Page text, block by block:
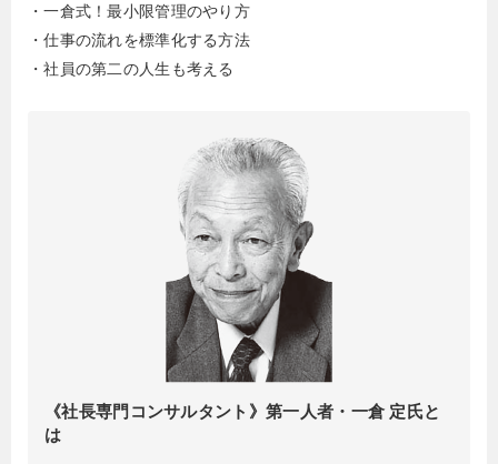
・一倉式！最小限管理のやり方
・仕事の流れを標準化する方法
・社員の第二の人生も考える
《社長専門コンサルタント》第一人者・一倉 定氏と
は